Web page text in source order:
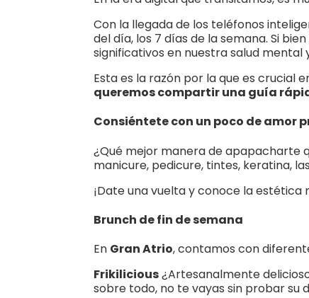
Con la llegada de los teléfonos
del día, los 7 días de la semana. Si
significativos en nuestra salud mental
Esta es la razón por la que es crucial
queremos compartir una guía
Consiéntete con un poco de amor
¿Qué mejor manera de apapacharte
manicure, pedicure, tintes, keratina,
¡Date una vuelta y conoce la estética
Brunch de fin de semana
En Gran Atrio, contamos con
Frikilicious¿Artesanalmente
sobre todo, no te vayas sin probar su